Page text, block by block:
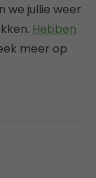
we jullie weer
Hebben
meer op